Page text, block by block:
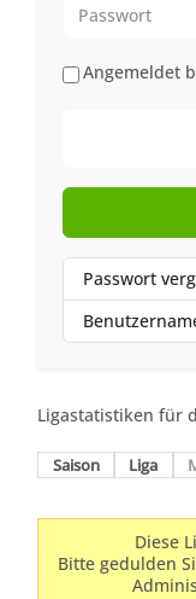
Angemeldet
Passwort
Ligastatistiken für
Saison Liga
Diese
Bitte gedulden